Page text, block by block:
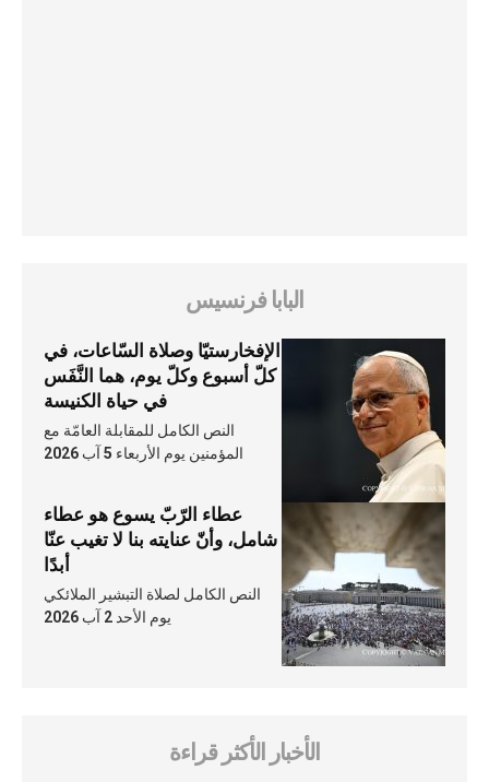
البابا فرنسيس
الإفخارستيّا وصلاة السّاعات، في
كلّ أسبوع وكلّ يوم، هما النَّفَس
في حياة الكنيسة
النص الكامل للمقابلة العامّة مع
المؤمنين يوم الأربعاء 5 آب 2026
عطاء الرّبّ يسوع هو عطاء
شامل، وأنّ عنايته بنا لا تغيب عنّا
أبدًا
النص الكامل لصلاة التبشير الملائكي
يوم الأحد 2 آب 2026
الأخبار الأكثر قراءة